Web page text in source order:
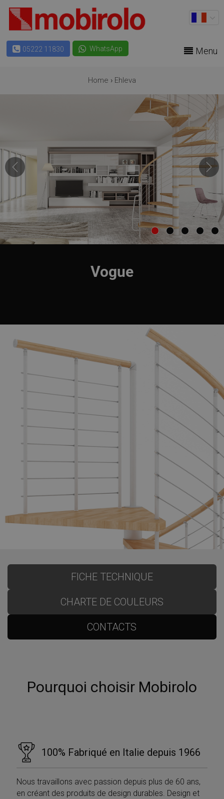
05222 11830 WhatsApp Menu
Home › Ehleva
Vogue
FICHE TECHNIQUE
CHARTE DE COULEURS
CONTACTS
Pourquoi choisir Mobirolo
100% Fabriqué en Italie depuis 1966
Nous travaillons avec passion depuis plus de 60 ans,
en créant des produits de design durables. Design et